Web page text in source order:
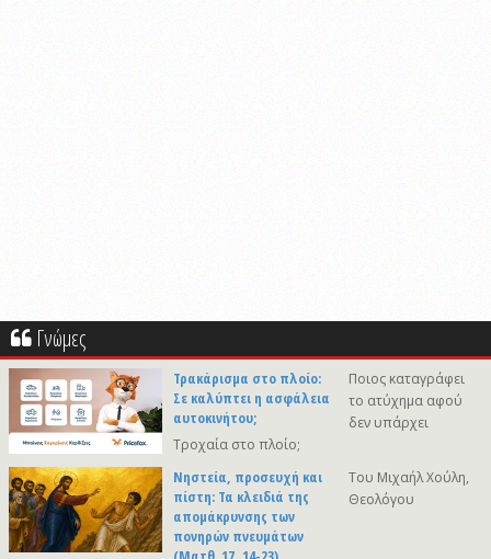
Γνώμες
Τρακάρισμα στο πλοίο:
Σε καλύπτει η ασφάλεια
αυτοκινήτου;
Ποιος καταγράφει
το ατύχημα αφού
δεν υπάρχει
Τροχαία στο πλοίο;
Νηστεία, προσευχή και
πίστη: Τα κλειδιά της
απομάκρυνσης των
πονηρών πνευμάτων
Του Μιχαήλ Χούλη,
Θεολόγου